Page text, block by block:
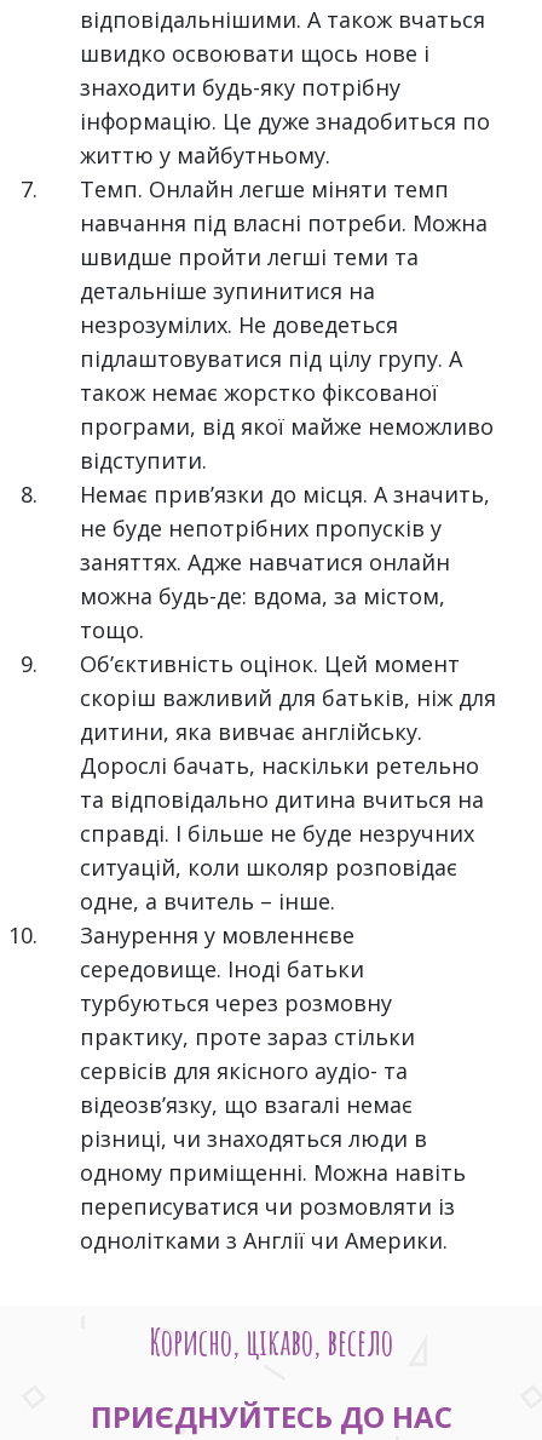
відповідальнішими. А також вчаться
швидко освоювати щось нове і
знаходити будь-яку потрібну
інформацію. Це дуже знадобиться по
життю у майбутньому.
Темп. Онлайн легше міняти темп
навчання під власні потреби. Можна
швидше пройти легші теми та
детальніше зупинитися на
незрозумілих. Не доведеться
підлаштовуватися під цілу групу. А
також немає жорстко фіксованої
програми, від якої майже неможливо
відступити.
Немає прив’язки до місця. А значить,
не буде непотрібних пропусків у
заняттях. Адже навчатися онлайн
можна будь-де: вдома, за містом,
тощо.
Об’єктивність оцінок. Цей момент
скоріш важливий для батьків, ніж для
дитини, яка вивчає англійську.
Дорослі бачать, наскільки ретельно
та відповідально дитина вчиться на
справді. І більше не буде незручних
ситуацій, коли школяр розповідає
одне, а вчитель – інше.
Занурення у мовленнєве
середовище. Іноді батьки
турбуються через розмовну
практику, проте зараз стільки
сервісів для якісного аудіо- та
відеозв’язку, що взагалі немає
різниці, чи знаходяться люди в
одному приміщенні. Можна навіть
переписуватися чи розмовляти із
однолітками з Англії чи Америки.
Корисно, цікаво, весело
ПРИЄДНУЙТЕСЬ ДО НАС